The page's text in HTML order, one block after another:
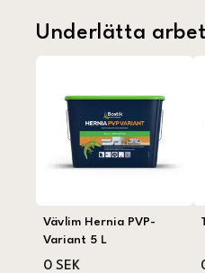
Underlätta
Vävlim Hernia PVP-
Variant 5 L
0 SEK